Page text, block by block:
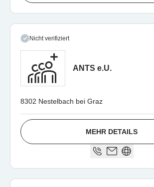
Nicht verifiziert
ANTS e.U.
8302 Nestelbach bei Graz
MEHR DETAILS